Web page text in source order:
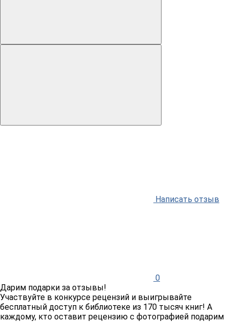
Написать отзыв
0
Дарим подарки за отзывы!
Участвуйте в конкурсе рецензий и выигрывайте
бесплатный доступ к библиотеке из 170 тысяч книг! А
каждому, кто оставит рецензию с фотографией подарим